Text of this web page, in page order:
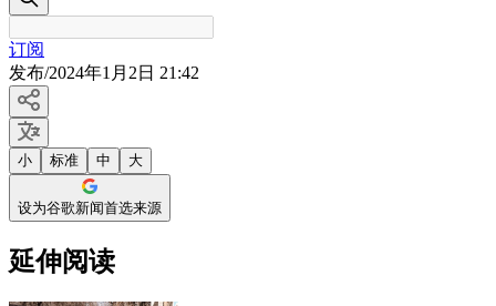
订阅
发布/2024年1月2日 21:42
小 标准 中 大
设为谷歌新闻首选来源
延伸阅读